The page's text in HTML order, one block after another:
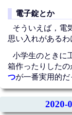
電子錠とか
そういえば，電
思い入れがある
小学生のときに
箱作ったりしたの
つが一番実用的だ
2020-